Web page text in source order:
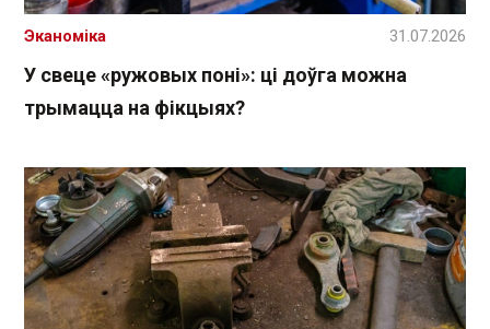
У свеце «ружовых поні»: ці доўга можна
трымацца на фікцыях?
Эканоміка 31.07.2026